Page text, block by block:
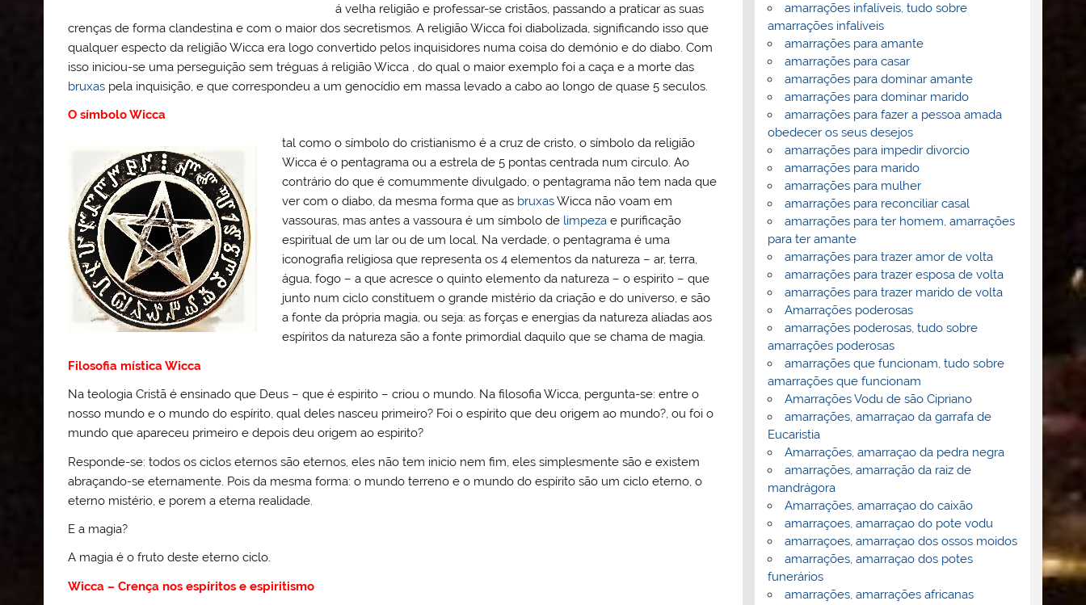
á velha religião e professar-se cristãos, passando a praticar as suas
crenças de forma clandestina e com o maior dos secretismos. A religião Wicca foi diabolizada, significando isso que
qualquer especto da religião Wicca era logo convertido pelos inquisidores numa coisa do demónio e do diabo. Com
isso iniciou-se uma perseguição sem tréguas á religião Wicca , do qual o maior exemplo foi a caça e a morte das
bruxas pela inquisição, e que correspondeu a um genocídio em massa levado a cabo ao longo de quase 5 seculos.
O símbolo Wicca
tal como o símbolo do cristianismo é a cruz de cristo, o símbolo da religião
Wicca é o pentagrama ou a estrela de 5 pontas centrada num circulo. Ao
contrário do que é comummente divulgado, o pentagrama não tem nada que
ver com o diabo, da mesma forma que as bruxasWicca não voam em
vassouras, mas antes a vassoura é um símbolo de limpezae purificação
espiritual de um lar ou de um local. Na verdade, o pentagrama é uma
iconografia religiosa que representa os 4 elementos da natureza – ar, terra,
água, fogo – a que acresce o quinto elemento da natureza – o espirito – que
junto num ciclo constituem o grande mistério da criação e do universo, e são
a fonte da própria magia, ou seja: as forças e energias da natureza aliadas aos
espíritos da natureza são a fonte primordial daquilo que se chama de magia.
Filosofia mística Wicca
Na teologia Cristã é ensinado que Deus – que é espirito – criou o mundo. Na filosofia Wicca, pergunta-se: entre o
nosso mundo e o mundo do espírito, qual deles nasceu primeiro? Foi o espírito que deu origem ao mundo?, ou foi o
mundo que apareceu primeiro e depois deu origem ao espirito?
Responde-se: todos os ciclos eternos são eternos, eles não tem inicio nem fim, eles simplesmente são e existem
abraçando-se eternamente. Pois da mesma forma: o mundo terreno e o mundo do espírito são um ciclo eterno, o
eterno mistério, e porem a eterna realidade.
E a magia?
A magia é o fruto deste eterno ciclo.
Wicca – Crença nos espíritos e espiritismo
amarrações infalíveis, tudo sobre
amarrações infalíveis
amarrações para amante
amarrações para casar
amarrações para dominar amante
amarrações para dominar marido
amarrações para fazer a pessoa amada
obedecer os seus desejos
amarrações para impedir divorcio
amarrações para marido
amarrações para mulher
amarrações para reconciliar casal
amarrações para ter homem, amarrações
para ter amante
amarrações para trazer amor de volta
amarrações para trazer esposa de volta
amarrações para trazer marido de volta
Amarrações poderosas
amarrações poderosas, tudo sobre
amarrações poderosas
amarrações que funcionam, tudo sobre
amarrações que funcionam
Amarrações Vodu de são Cipriano
amarrações, amarraçao da garrafa de
Eucaristia
Amarrações, amarraçao da pedra negra
amarrações, amarração da raiz de
mandrágora
Amarrações, amarraçao do caixão
amarraçoes, amarraçao do pote vodu
amarraçoes, amarraçao dos ossos moidos
amarrações, amarraçao dos potes
funerários
amarrações, amarrações africanas